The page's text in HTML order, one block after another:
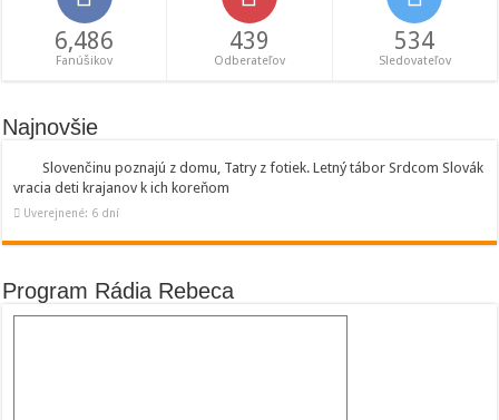
6,486
Fanúšikov
439
Odberateľov
534
Sledovateľov
Najnovšie
Slovenčinu poznajú z domu, Tatry z fotiek. Letný tábor Srdcom Slovák
vracia deti krajanov k ich koreňom
Uverejnené: 6 dní
Program Rádia Rebeca